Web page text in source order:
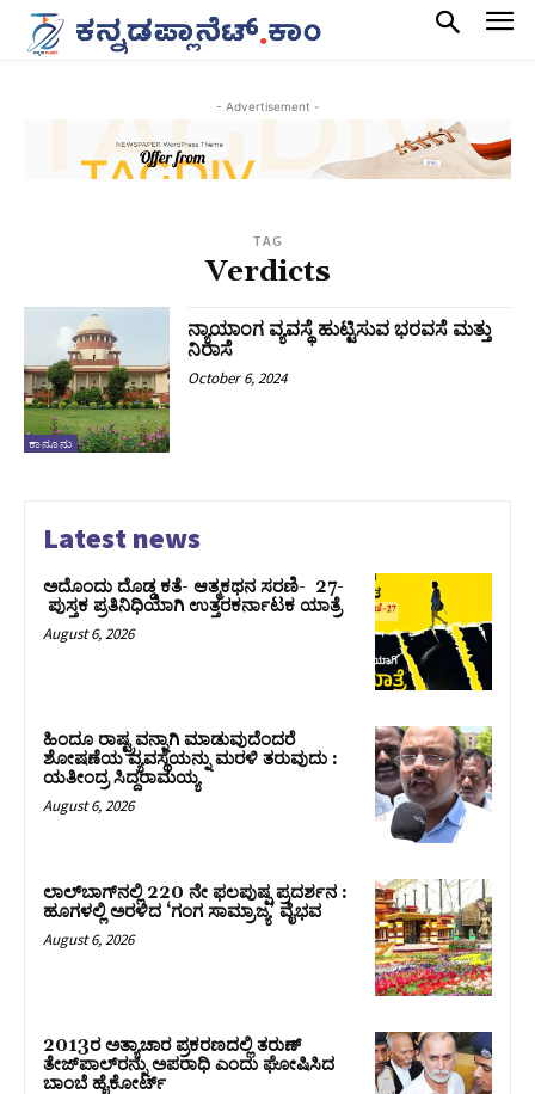
- Advertisement -
TAG
Verdicts
ಕಾನೂನು
ನ್ಯಾಯಾಂಗ ವ್ಯವಸ್ಥೆ ಹುಟ್ಟಿಸುವ ಭರವಸೆ ಮತ್ತು
ನಿರಾಸೆ
October 6, 2024
Latest news
ಅದೊಂದು ದೊಡ್ಡ ಕತೆ- ಆತ್ಮಕಥನ ಸರಣಿ- 27-
ಪುಸ್ತಕ ಪ್ರತಿನಿಧಿಯಾಗಿ ಉತ್ತರಕರ್ನಾಟಕ ಯಾತ್ರೆ
August 6, 2026
ಹಿಂದೂ ರಾಷ್ಟ್ರವನ್ನಾಗಿ ಮಾಡುವುದೆಂದರೆ
ಶೋಷಣೆಯ ವ್ಯವಸ್ಥೆಯನ್ನು ಮರಳಿ ತರುವುದು :
ಯತೀಂದ್ರ ಸಿದ್ದರಾಮಯ್ಯ
August 6, 2026
ಲಾಲ್‍ಬಾಗ್‍ನಲ್ಲಿ 220 ನೇ ಫಲಪುಷ್ಪ ಪ್ರದರ್ಶನ :
ಹೂಗಳಲ್ಲಿ ಅರಳಿದ ‘ಗಂಗ ಸಾಮ್ರಾಜ್ಯ’ ವೈಭವ
August 6, 2026
2013ರ ಅತ್ಯಾಚಾರ ಪ್ರಕರಣದಲ್ಲಿ ತರುಣ್
ತೇಜ್‌ಪಾಲ್‌ರನ್ನು ಅಪರಾಧಿ ಎಂದು ಘೋಷಿಸಿದ
ಬಾಂಬೆ ಹೈಕೋರ್ಟ್